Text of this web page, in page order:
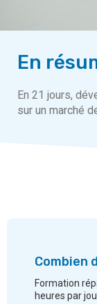
En
En 21 jours,
sur un marché
Combien
Formation
heures par